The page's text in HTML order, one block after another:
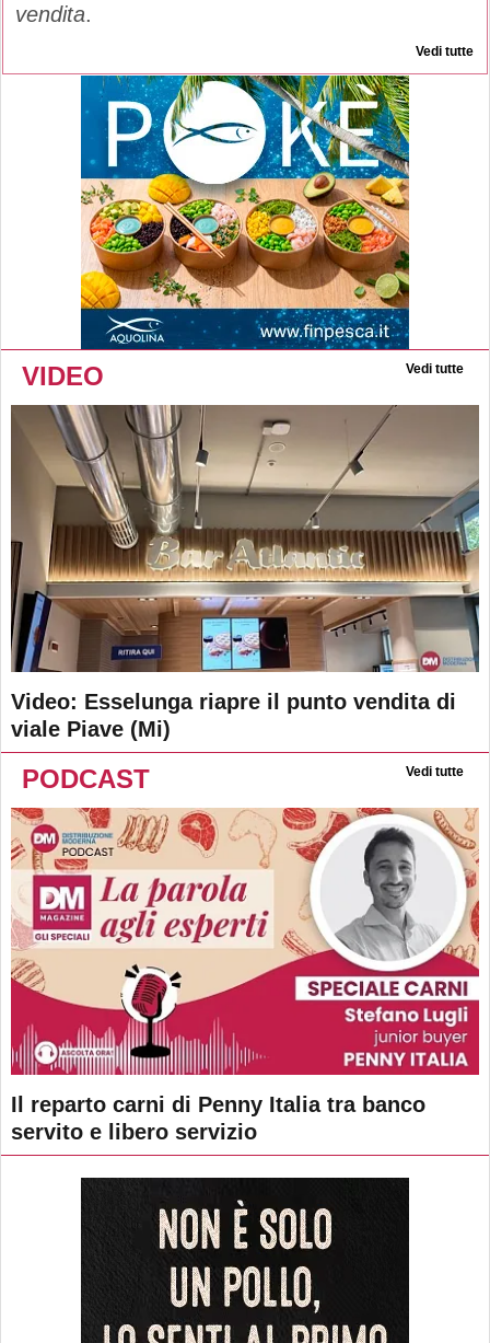
vendita.
Vedi tutte
VIDEO Vedi tutte
Video: Esselunga riapre il punto vendita di
viale Piave (Mi)
PODCAST Vedi tutte
Il reparto carni di Penny Italia tra banco
servito e libero servizio